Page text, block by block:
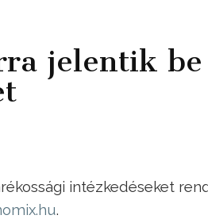
jelentik be
intézkedéseket
.